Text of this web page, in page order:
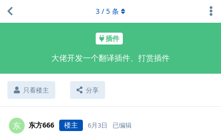
插件
大佬开发一个翻译插件、打赏插件
只看楼主 分享
3 / 5 条
东 东方666 楼主 6月3日 已编辑